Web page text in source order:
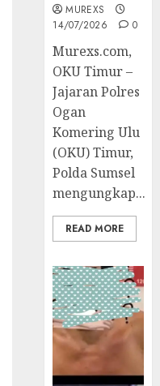
MUREXS
14/07/2026
0
Murexs.com,
OKU Timur –
Jajaran Polres
Ogan
Komering Ulu
(OKU) Timur,
Polda Sumsel
mengungkap...
READ MORE